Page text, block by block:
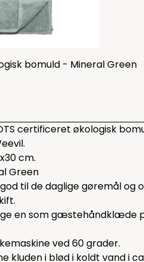
bomuld - Mineral Green
certificeret økologisk
cm.
Green
til de daglige gøremål og
en som gæstehåndklæde
ved 60 grader.
kluden i blød i koldt vand i